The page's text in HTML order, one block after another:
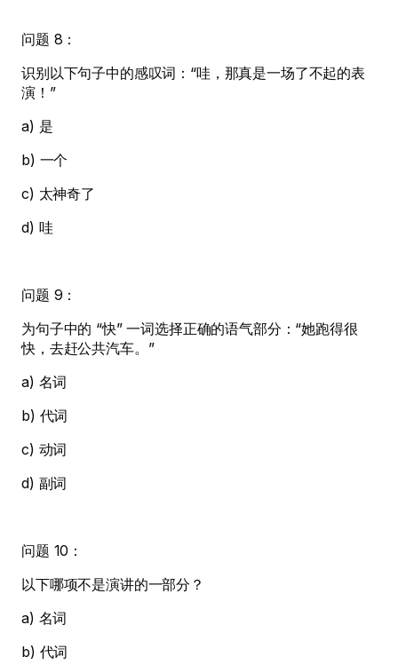
问题 8：
识别以下句子中的感叹词：“哇，那真是一场了不起的表
演！”
a) 是
b) 一个
c) 太神奇了
d) 哇
问题 9：
为句子中的 “快” 一词选择正确的语气部分：“她跑得很
快，去赶公共汽车。”
a) 名词
b) 代词
c) 动词
d) 副词
问题 10：
以下哪项不是演讲的一部分？
a) 名词
b) 代词